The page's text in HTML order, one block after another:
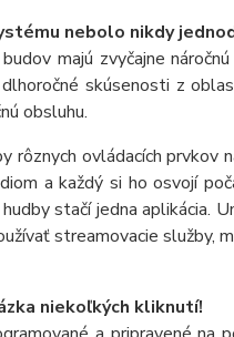
nebolo nikdy
majú zvyčajne
skúsenosti z
obsluhu.
ovládacích prvkov
a každý si ho osvojí
stačí jedna aplikácia.
streamovacie služby,
niekoľkých kliknutí!